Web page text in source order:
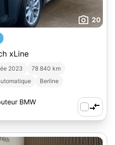
20
xLine
2023
78 840 km
Berline
BMW